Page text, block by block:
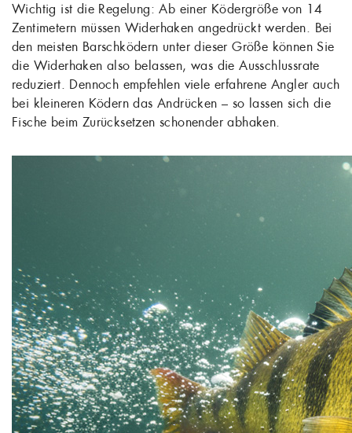
Wichtig ist die Regelung: Ab einer Ködergröße von 14
Zentimetern müssen Widerhaken angedrückt werden. Bei
den meisten Barschködern unter dieser Größe können Sie
die Widerhaken also belassen, was die Ausschlussrate
reduziert. Dennoch empfehlen viele erfahrene Angler auch
bei kleineren Ködern das Andrücken – so lassen sich die
Fische beim Zurücksetzen schonender abhaken.